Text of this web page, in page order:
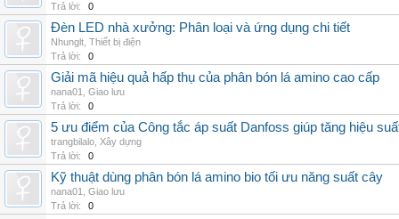
Trả lời:
0
Đèn LED nhà xưởng: Phân loại và ứng dụng chi tiết
Nhunglt Thiết bị điện
Trả lời:
0
Giải mã hiệu quả hấp thụ của phân bón lá amino cao cấp
nana01
Giao lưu
Trả lời:
0
5 ưu điểm của Công tắc áp suất Danfoss giúp tăng hiệu
trangbilalo Xây dựng
Trả lời:
0
Kỹ thuật dùng phân bón lá amino bio tối ưu năng suất cây
nana01
Giao lưu
Trả lời:
0